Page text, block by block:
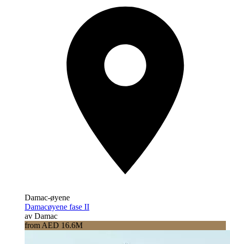
Damac-øyene
Damacøyene fase II
av Damac
from AED 16.6M